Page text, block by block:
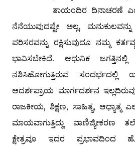
ತಾಯಂದಿರ ದಿನಾಚರಣೆ ಎಂದರೆ
ನೆನೆಯುವುದಷ್ಟೇ ಅಲ್ಲ,
ಪರಿಸರವನ್ನು ರಕ್ಷಿಸುವುದೂ ನಮ್ಮ
ಭಾವಿಸಬೇಕಿದೆ. ಆಧುನಿಕ
ನಶಿಸಿಹೋಗುತ್ತಿರುವ
ಆದರ್ಶಪ್ರಾಯ ಮಾರ್ಗದರ್ಶನ
ರಾಜಕೀಯ, ಶಿಕ್ಷಣ, ಸಾಹಿತ್ಯ, ಆಧ್ಯಾತ್ಮ
ಮಾಯವಾಗುತ್ತಿದ್ದು ವಾಣಿಜ್ಯೀಕರಣ
ಕ್ಷೇತ್ರವೂ ಇದರ ಪ್ರಭಾವದಿಂದ